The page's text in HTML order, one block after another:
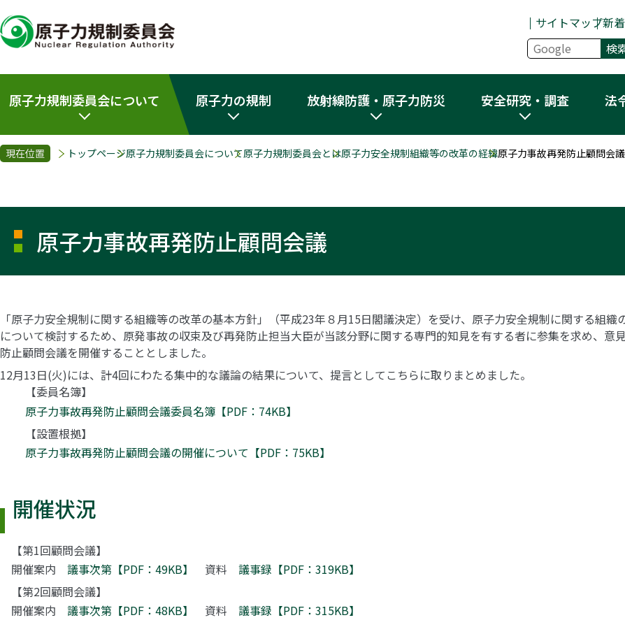
サイトマップ新
原子力規制委員会について 原子力の規制 放射線防護・原子力防災 安全研究・調査 法
現在位置 トップページ原子力規制委員会について原子力規制委員会とは原子力安全規制組織等の改革の経緯原子力事故再発防止顧問会議
原子力事故再発防止顧問会議
「原子力安全規制に関する組織等の改革の基本方針」（平成23年８月15日閣議決定）を受け、原子力安全規制に関する組
について検討するため、原発事故の収束及び再発防止担当大臣が当該分野に関する専門的知見を有する者に参集を求め、意
防止顧問会議を開催することとしました。
12月13日(火)には、計4回にわたる集中的な議論の結果について、提言としてこちらに取りまとめました。
【委員名簿】
原子力事故再発防止顧問会議委員名簿【PDF：74KB】
【設置根拠】
原子力事故再発防止顧問会議の開催について【PDF：75KB】
開催状況
【第1回顧問会議】
開催案内 議事次第【PDF：49KB】 資料 議事録【PDF：319KB】
【第2回顧問会議】
開催案内 議事次第【PDF：48KB】 資料 議事録【PDF：315KB】